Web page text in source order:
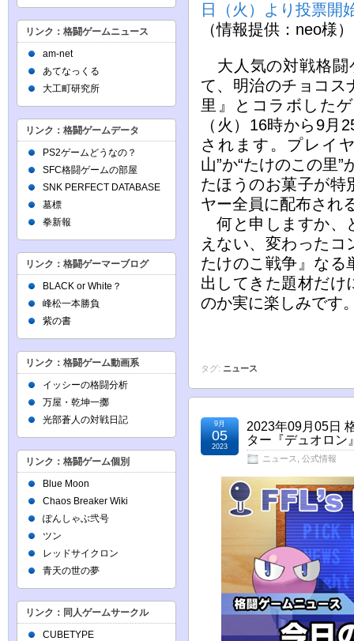
日（火）より投票開
（情報提供：neo様）
大人気の対戦格闘
て、明治のチョコス
里』とコラボした
（火）16時から9月
されます。プレイ
山”か“たけのこの里
たほうのお菓子が特
ヤー全員に配布され
何と申しますか、
えない、変わった
たけのこ戦争』なる
出してきた題材だけ
のか実に楽しみです
タグ: ニュース
2023年09月05日
ター『デュオロン
ニュース 公式情報
9月
05
2023
リンク：格闘ゲームニュース
am-net
あてなっくる
大工町研究所
リンク：格闘ゲームデータ
PS2ゲームどうなの？
SFC格闘ゲームの部屋
SNK PERFECT DATABASE
墓標
拳新報
リンク：格闘ゲーマーブログ
BLACK or White？
峰松一本勝負
紫の書
リンク：格闘ゲーム動画系
イッシーの格闘分析
万屋・乾坤一擲
光部蒼人の対戦日記
リンク：格闘ゲーム個別
Blue Moon
Chaos Breaker Wiki
ぽんしゃぶ弐号
ツン
レッドサイクロン
青天の世の夢
リンク：同人ゲームサークル
CUBETYPE